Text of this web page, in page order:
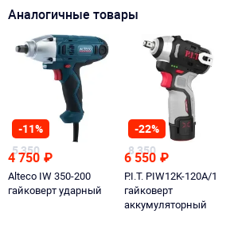
Аналогичные товары
-11%
5 350
4 750 ₽
Alteco IW 350-200
гайковерт ударный
-22%
8 350
6 550 ₽
P.I.T. PIW12K-120A/1
гайковерт
аккумуляторный